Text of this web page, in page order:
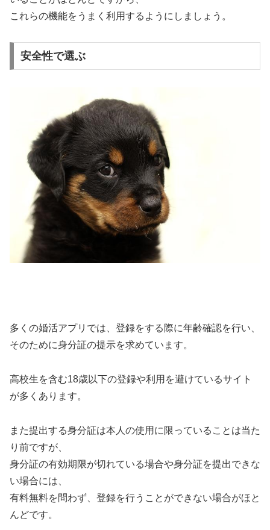
これらの機能をうまく利用するようにしましょう。
安全性で選ぶ
多くの婚活アプリでは、登録をする際に年齢確認を行い、
そのために身分証の提示を求めています。
高校生を含む18歳以下の登録や利用を避けているサイト
が多くあります。
また提出する身分証は本人の使用に限っていることは当た
り前ですが、
身分証の有効期限が切れている場合や身分証を提出できな
い場合には、
有料無料を問わず、登録を行うことができない場合がほと
んどです。